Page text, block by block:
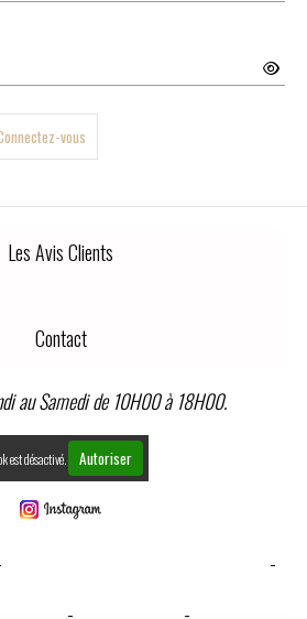
vous
Les Avis Clients
Contact
au Samedi de 10H00 à 18H00.
est désactivé. Autoriser